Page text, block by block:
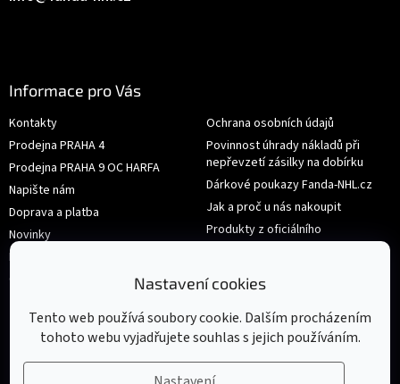
Nastavení cookies
Tento web používá soubory cookie. Dalším procházením
tohoto webu vyjadřujete souhlas s jejich používáním.
Informace pro Vás
Kontakty
Prodejna PRAHA 4
Prodejna PRAHA 9 OC HARFA
Napište nám
Doprava a platba
Novinky
Hodnocení obchodu
Obchodní podmínky
Ochrana osobních údajů
Povinnost úhrady nákladů při
nepřevzetí zásilky na dobírku
Dárkové poukazy Fanda-NHL.cz
Jak a proč u nás nakoupit
Produkty z oficiálního
shop.nhl.com
Výměna nebo vrácení zboží